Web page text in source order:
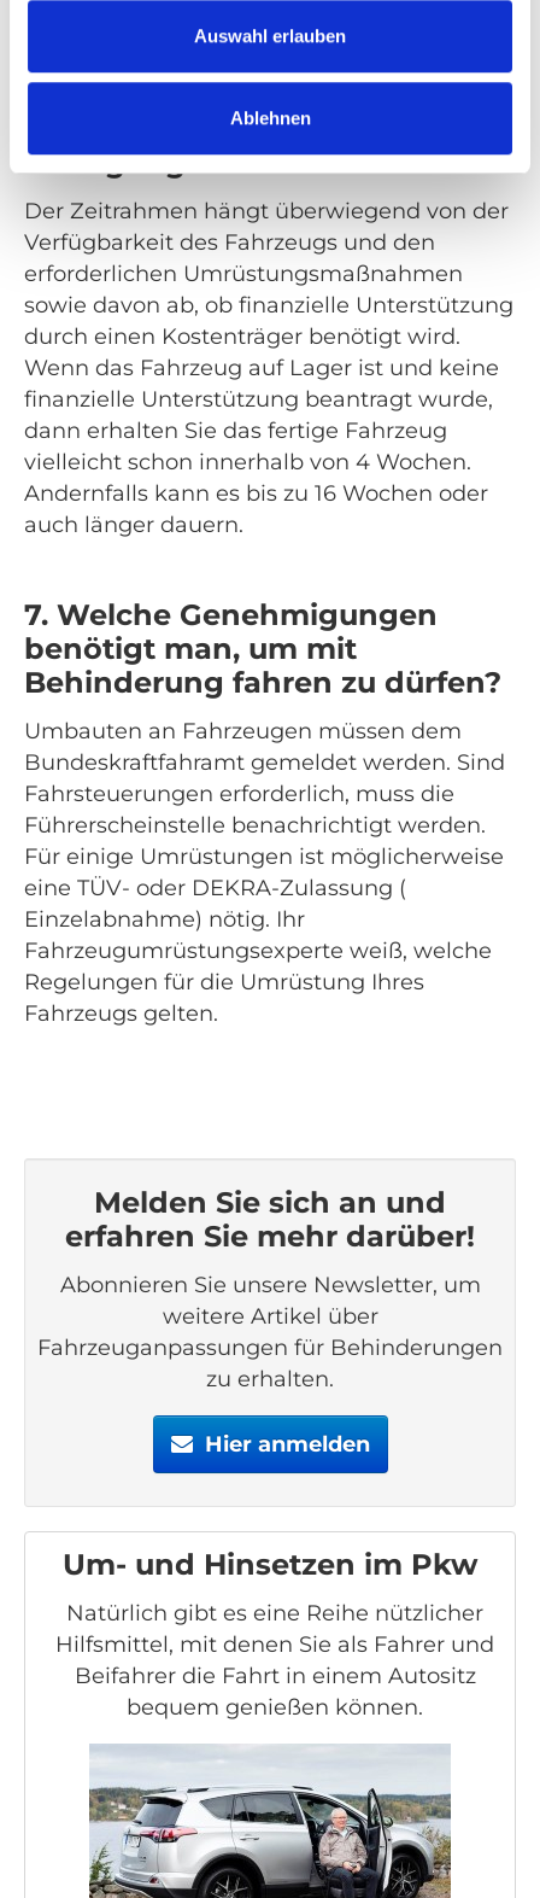
Auswahl erlauben
Ablehnen
6. Wie lange dauert es, bis das
behindertengerecht
umgerüstete Fahrzeug zur
Verfügung steht?
Der Zeitrahmen hängt überwiegend von der
Verfügbarkeit des Fahrzeugs und den
erforderlichen Umrüstungsmaßnahmen
sowie davon ab, ob finanzielle Unterstützung
durch einen Kostenträger benötigt wird.
Wenn das Fahrzeug auf Lager ist und keine
finanzielle Unterstützung beantragt wurde,
dann erhalten Sie das fertige Fahrzeug
vielleicht schon innerhalb von 4 Wochen.
Andernfalls kann es bis zu 16 Wochen oder
auch länger dauern.
7. Welche Genehmigungen
benötigt man, um mit
Behinderung fahren zu dürfen?
Umbauten an Fahrzeugen müssen dem
Bundeskraftfahramt gemeldet werden. Sind
Fahrsteuerungen erforderlich, muss die
Führerscheinstelle benachrichtigt werden.
Für einige Umrüstungen ist möglicherweise
eine TÜV- oder DEKRA-Zulassung (
Einzelabnahme) nötig. Ihr
Fahrzeugumrüstungsexperte weiß, welche
Regelungen für die Umrüstung Ihres
Fahrzeugs gelten.
Melden Sie sich an und
erfahren Sie mehr darüber!
Abonnieren Sie unsere Newsletter, um
weitere Artikel über
Fahrzeuganpassungen für Behinderungen
zu erhalten.
Hier anmelden
Um- und Hinsetzen im Pkw
Natürlich gibt es eine Reihe nützlicher
Hilfsmittel, mit denen Sie als Fahrer und
Beifahrer die Fahrt in einem Autositz
bequem genießen können.